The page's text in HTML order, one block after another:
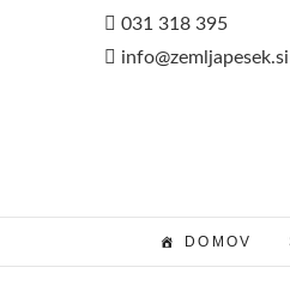
031 318 395
info@zemljapesek.si
DOMOV